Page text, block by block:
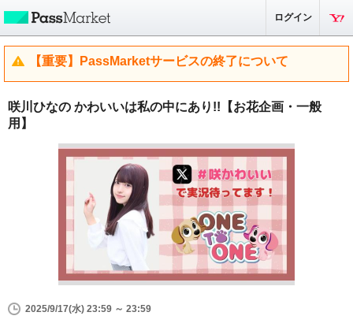
ログイン
【重要】PassMarketサービスの終了について
咲川ひなの かわいいは私の中にあり!!【お花企画・一般
用】
2025/9/17(水) 23:59 ～ 23:59